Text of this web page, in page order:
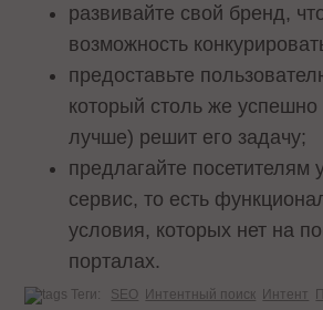
развивайте свой бренд,
возможность
предоставьте
который столь же
лучше) решит его задачу;
предлагайте посетителям
сервис, то есть
условия, которых нет на
порталах.
Теги: SEO Интентный поиск Интент